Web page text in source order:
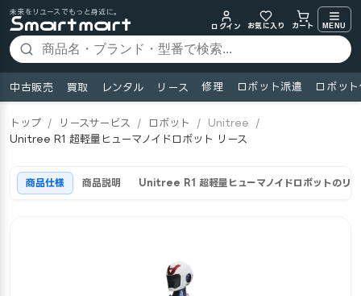
未来をリユースでもっと身近に。
ログイン
お気に入り カート MENU
中古販売 買取 レンタル リース 修理 ロボット派遣 ロボッ
トップ / リースサービス / ロボット / Unitree
/
Unitree R1 超軽量ヒューマノイドロボット リース
商品仕様 商品説明 Unitree R1 超軽量ヒューマノイドロボットのリ